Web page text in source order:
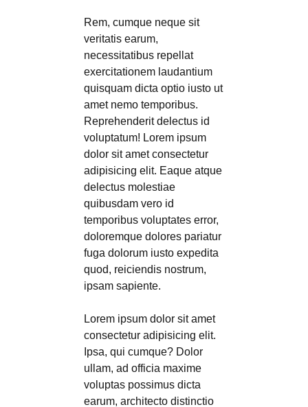
Rem, cumque neque sit
veritatis earum,
necessitatibus repellat
exercitationem laudantium
quisquam dicta optio iusto ut
amet nemo temporibus.
Reprehenderit delectus id
voluptatum! Lorem ipsum
dolor sit amet consectetur
adipisicing elit. Eaque atque
delectus molestiae
quibusdam vero id
temporibus voluptates error,
doloremque dolores pariatur
fuga dolorum iusto expedita
quod, reiciendis nostrum,
ipsam sapiente.
Lorem ipsum dolor sit amet
consectetur adipisicing elit.
Ipsa, qui cumque? Dolor
ullam, ad officia maxime
voluptas possimus dicta
earum, architecto distinctio